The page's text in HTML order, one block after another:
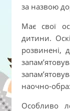
за назвою
Має свої
дитини.
розвинені,
наочно-
Особливо